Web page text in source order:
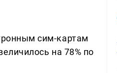
сим-картам
на 78% по